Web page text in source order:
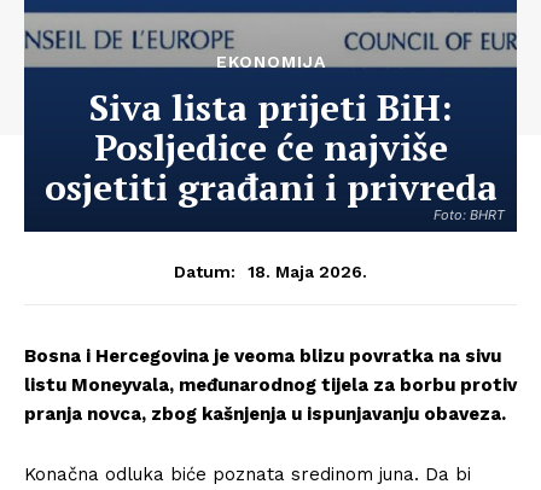
Foto: BHRT
EKONOMIJA
Siva lista prijeti BiH:
Posljedice će najviše
osjetiti građani i privreda
Datum: 18. Maja 2026.
Bosna i Hercegovina je veoma blizu povratka na sivu
listu Moneyvala, međunarodnog tijela za borbu protiv
pranja novca, zbog kašnjenja u ispunjavanju obaveza.
Konačna odluka biće poznata sredinom juna. Da bi